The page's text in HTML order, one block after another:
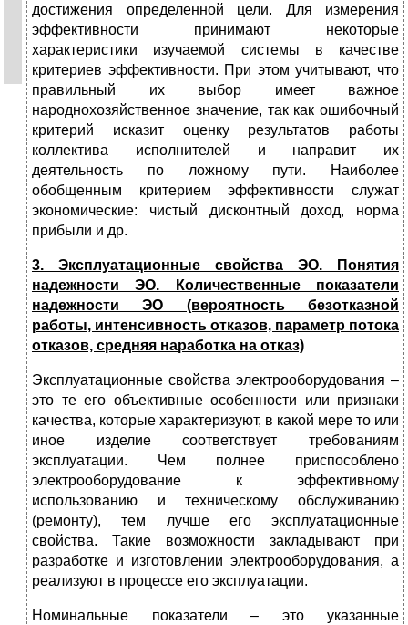
достижения определенной цели. Для измерения
эффективности принимают некоторые
характеристики изучаемой системы в качестве
критериев эффективности. При этом учитывают, что
правильный их выбор имеет важное
народнохозяйственное значение, так как ошибочный
критерий исказит оценку результатов работы
коллектива исполнителей и направит их
деятельность по ложному пути. Наиболее
обобщенным критерием эффективности служат
экономические: чистый дисконтный доход, норма
прибыли и др.
3. Эксплуатационные свойства ЭО. Понятия
надежности ЭО. Количественные показатели
надежности ЭО (вероятность безотказной
работы, интенсивность отказов, параметр потока
отказов, средняя наработка на отказ)
Эксплуатационные свойства электрооборудования –
это те его объективные особенности или признаки
качества, которые характеризуют, в какой мере то или
иное изделие соответствует требованиям
эксплуатации. Чем полнее приспособлено
электрооборудование к эффективному
использованию и техническому обслуживанию
(ремонту), тем лучше его эксплуатационные
свойства. Такие возможности закладывают при
разработке и изготовлении электрооборудования, а
реализуют в процессе его эксплуатации.
Номинальные показатели – это указанные